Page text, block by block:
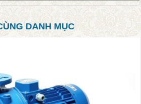
DANH MỤC